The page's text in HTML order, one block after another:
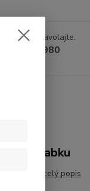
si rady? Zavolajte.
582 980
pre babku
celý popis